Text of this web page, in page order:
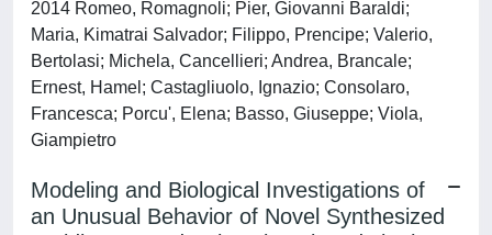
2014 Romeo, Romagnoli; Pier, Giovanni Baraldi;
Maria, Kimatrai Salvador; Filippo, Prencipe; Valerio,
Bertolasi; Michela, Cancellieri; Andrea, Brancale;
Ernest, Hamel; Castagliuolo, Ignazio; Consolaro,
Francesca; Porcu', Elena; Basso, Giuseppe; Viola,
Giampietro
Modeling and Biological Investigations of
an Unusual Behavior of Novel Synthesized